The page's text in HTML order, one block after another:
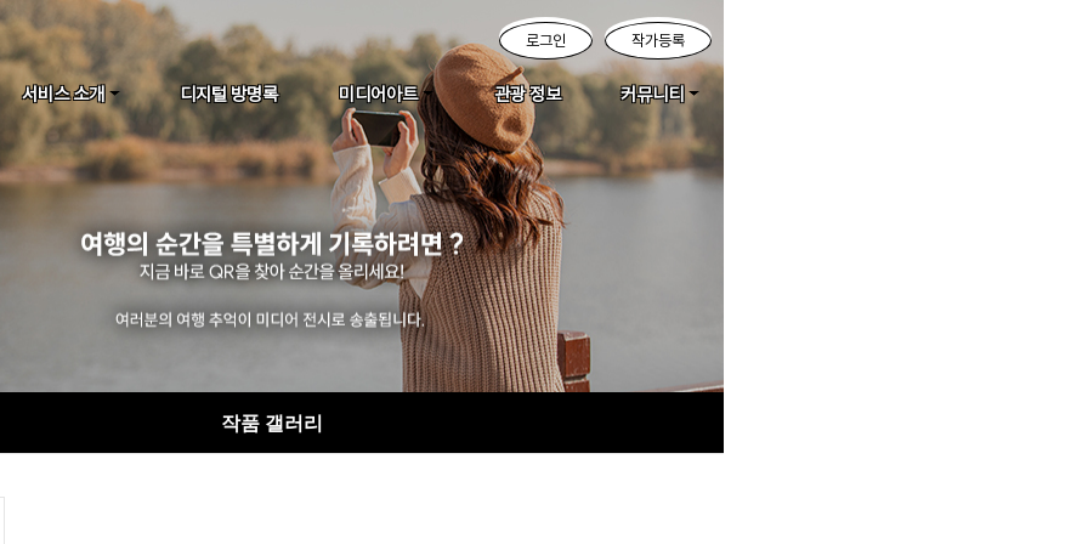
로그인 작가등록
서비스 소개 디지털 방명록 미디어아트 관광 정보 커뮤니티
작품 갤러리